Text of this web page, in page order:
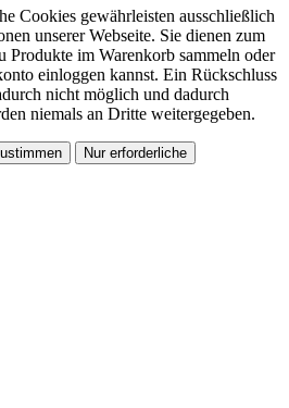
Cookies gewährleisten ausschließlich
unserer Webseite. Sie dienen zum
Produkte im Warenkorb sammeln oder
einloggen kannst. Ein Rückschluss
nicht möglich und dadurch
niemals an Dritte weitergegeben.
Nur erforderliche